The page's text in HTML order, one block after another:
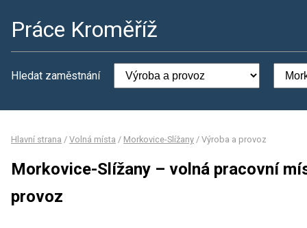
Práce Kroměříž
Hledat zaměstnání
Hlavní strana / Volná místa / Morkovice-Slížany / Výroba a provoz
Morkovice-Slížany – volná pracovní
provoz